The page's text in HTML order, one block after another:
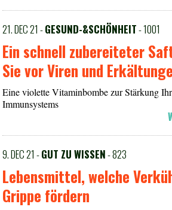
21. DEC 21 -GESUND-&SCHÖNHEIT- 1001
Ein schnell zubereiteter
Sie vor Viren und
Eine violette Vitaminbombe zur Stärkung
Immunsystems
9. DEC 21 -GUT ZU WISSEN- 823
Lebensmittel, welche
Grippe fördern